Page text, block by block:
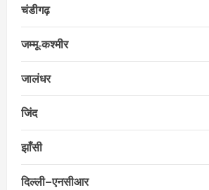
चंडीगढ़
जम्मू‑कश्मीर
जालंधर
जिंद
झाँसी
दिल्ली–एनसीआर